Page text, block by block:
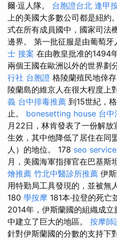
爾·逗人隊。 台胞證台北 逢甲
上的美國大多數公司都是紐約。
式在所有成員國中，國家司法
邊界。 第一批征服是由葡萄牙
士 接案 在由教皇批准的1494
兩個王國在歐洲以外的世界劃
行社 台胞證 格陵蘭殖民地倖
陵蘭島的維京人在很大程度上
義 台中排毒推薦 到15世紀，
止。 bonesetting house 台中
月22日，林肯發表了一份解放
生效，其中他降低了居住在同
人）的地位。 178 seo
月，美國海軍指揮官在巴基斯
燴推薦 竹北中醫診所推薦 伊
用特勤局工具發現的，並被無
180 學按摩 181本·拉登的死亡
2014年，伊斯蘭國的組織成
中建立了巨大的地區。 按摩師
針對伊斯蘭國的分數的支持下